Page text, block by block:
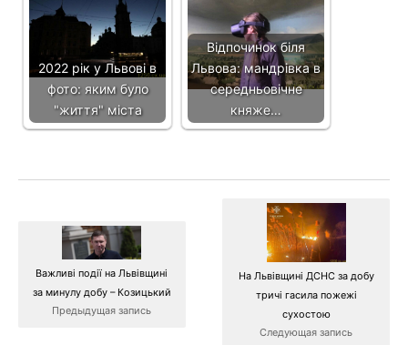
2022 рік у Львові в
фото: яким було
"життя" міста
Відпочинок біля
Львова: мандрівка в
середньовічне
княже…
Важливі події на Львівщині
за минулу добу – Козицький
Предыдущая запись
На Львівщині ДСНС за добу
тричі гасила пожежі
сухостою
Следующая запись